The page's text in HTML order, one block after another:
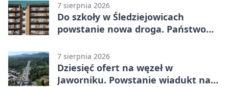
7 sierpnia 2026
Do szkoły w Śledziejowicach
powstanie nowa droga. Państwo
7 sierpnia 2026
Dziesięć ofert na węzeł w
Jaworniku. Powstanie wiadukt nad